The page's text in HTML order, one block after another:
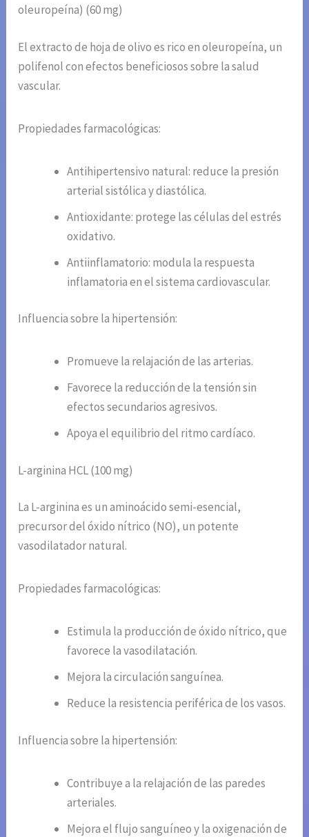
oleuropeína) (60 mg)
El extracto de hoja de olivo es rico en oleuropeína, un
polifenol con efectos beneficiosos sobre la salud
vascular.
Propiedades farmacológicas:
Antihipertensivo natural: reduce la presión
arterial sistólica y diastólica.
Antioxidante: protege las células del estrés
oxidativo.
Antiinflamatorio: modula la respuesta
inflamatoria en el sistema cardiovascular.
Influencia sobre la hipertensión:
Promueve la relajación de las arterias.
Favorece la reducción de la tensión sin
efectos secundarios agresivos.
Apoya el equilibrio del ritmo cardíaco.
L-arginina HCL (100 mg)
La L-arginina es un aminoácido semi-esencial,
precursor del óxido nítrico (NO), un potente
vasodilatador natural.
Propiedades farmacológicas:
Estimula la producción de óxido nítrico, que
favorece la vasodilatación.
Mejora la circulación sanguínea.
Reduce la resistencia periférica de los vasos.
Influencia sobre la hipertensión:
Contribuye a la relajación de las paredes
arteriales.
Mejora el flujo sanguíneo y la oxigenación de